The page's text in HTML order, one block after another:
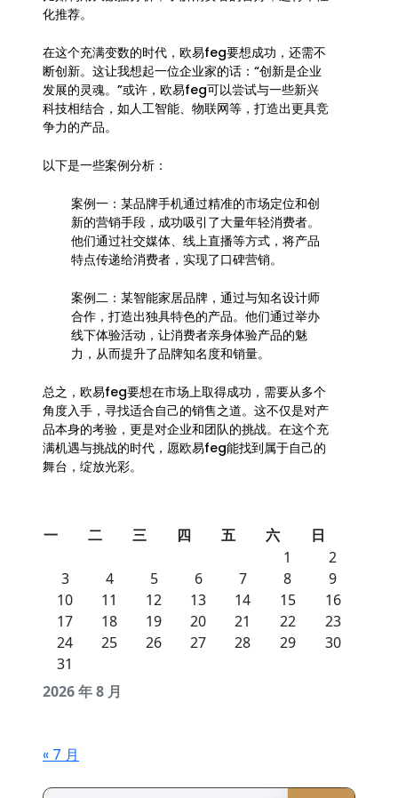
化推荐。
在这个充满变数的时代，欧易feg要想成功，还需不
断创新。这让我想起一位企业家的话：“创新是企业
发展的灵魂。”或许，欧易feg可以尝试与一些新兴
科技相结合，如人工智能、物联网等，打造出更具竞
争力的产品。
以下是一些案例分析：
案例一：某品牌手机通过精准的市场定位和创
新的营销手段，成功吸引了大量年轻消费者。
他们通过社交媒体、线上直播等方式，将产品
特点传递给消费者，实现了口碑营销。
案例二：某智能家居品牌，通过与知名设计师
合作，打造出独具特色的产品。他们通过举办
线下体验活动，让消费者亲身体验产品的魅
力，从而提升了品牌知名度和销量。
总之，欧易feg要想在市场上取得成功，需要从多个
角度入手，寻找适合自己的销售之道。这不仅是对产
品本身的考验，更是对企业和团队的挑战。在这个充
满机遇与挑战的时代，愿欧易feg能找到属于自己的
舞台，绽放光彩。
2026 年 8 月
一 二 三 四 五 六
日
1
2
3
4 5 6 7 8
9
10
11 12 13 14 15
16
17
18 19 20 21 22
23
24
25 26 27 28 29
30
31
« 7 月